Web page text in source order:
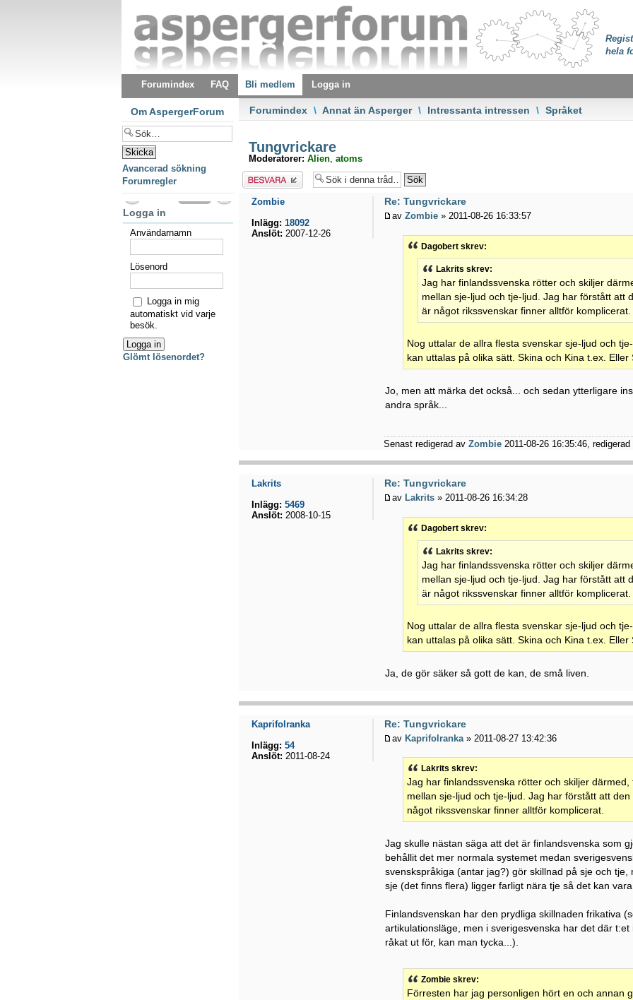
hela
Forumindex FAQ Bli medlem Logga in
Forumindex \ Annat än Asperger \ Intressanta intressen \ Språket
Tungvrickare
Moderatorer: Alien, atoms
Besvara
Re: Tungvrickare
avZombie » 2011-08-26 16:33:57
Dagobert skrev:
Lakrits skrev:
Jag har finlandssvenska rötter och skiljer
mellan sje-ljud och tje-ljud. Jag har förstått att
är något rikssvenskar finner alltför komplicerat.
Nog uttalar de allra flesta svenskar sje-ljud och
kan uttalas på olika sätt. Skina och Kina t.ex. Eller
Jo, men att märka det också... och sedan ytterligare
andra språk...
Senast redigerad avZombie 2011-08-26 16:35:46,
Zombie
Inlägg: 18092
Anslöt: 2007-12-26
Re: Tungvrickare
av Lakrits » 2011-08-26 16:34:28
Dagobert skrev:
Lakrits skrev:
Jag har finlandssvenska rötter och skiljer
mellan sje-ljud och tje-ljud. Jag har förstått att
är något rikssvenskar finner alltför komplicerat.
Nog uttalar de allra flesta svenskar sje-ljud och
kan uttalas på olika sätt. Skina och Kina t.ex. Eller
Ja, de gör säker så gott de kan, de små liven.
Lakrits
Inlägg: 5469
Anslöt: 2008-10-15
Re: Tungvrickare
av Kaprifolranka » 2011-08-27 13:42:36
Lakrits skrev:
Jag har finlandssvenska rötter och skiljer
mellan sje-ljud och tje-ljud. Jag har förstått att
något rikssvenskar finner alltför komplicerat.
Jag skulle nästan säga att det är finlandsvenska som
behållit det mer normala systemet medan
svenskspråkiga (antar jag?) gör skillnad på sje och
sje (det finns flera) ligger farligt nära tje så det kan
Finlandsvenskan har den prydliga skillnaden frikativa
artikulationsläge, men i sverigesvenska har det där
råkat ut för, kan man tycka...).
Zombie skrev:
Förresten har jag personligen hört en och annan
Kaprifolranka
Inlägg: 54
Anslöt: 2011-08-24
Om AspergerForum
Avancerad sökning
Forumregler
Logga in
Användarnamn
Lösenord
Logga in mig
automatiskt vid varje
besök.
Glömt lösenordet?